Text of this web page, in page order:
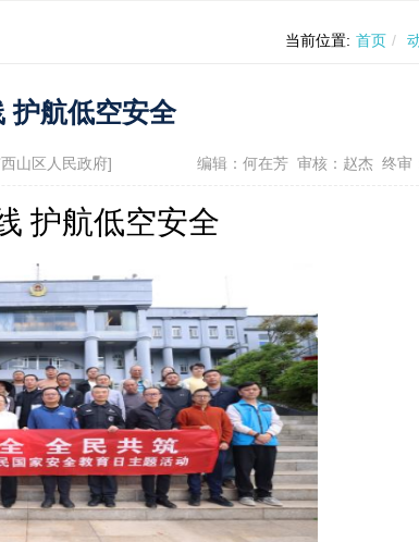
依申请公开
当前位置: 首页 /
护航低空安全
山区人民政府] 编辑：何在芳 审核：赵杰 终审
护航低空安全